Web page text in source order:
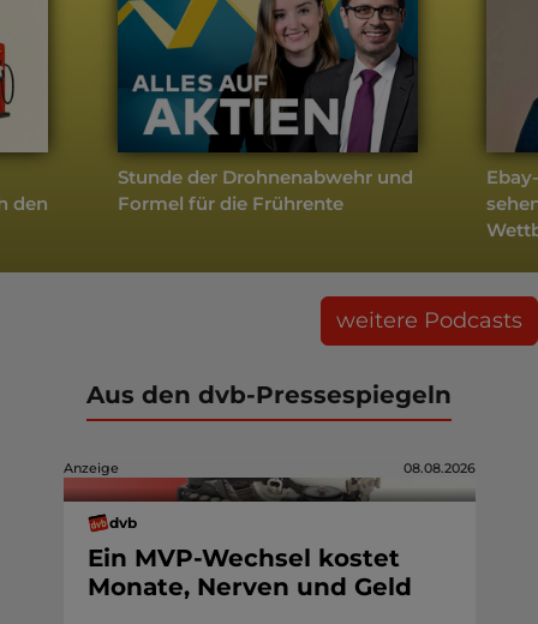
den
Stunde der Drohnenabwehr und
Formel für die Frührente
weitere Podcasts
Aus den dvb-Pressespiegeln
Anzeige 08.08.2026
dvb
Ein MVP-Wechsel kostet
Monate, Nerven und Geld